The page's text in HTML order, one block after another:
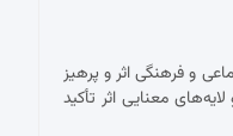
و فرهنگی اثر و پرهیز
معنایی اثر تأکید